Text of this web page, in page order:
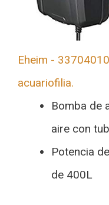
Eheim -
acuariofilia.
Bomba de
aire con
Potencia
de 400L